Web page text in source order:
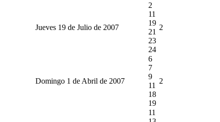
Jueves 19 de Julio de 2007
2
11
19
21
23
24
2
Domingo 1 de Abril de 2007
6
7
9
11
18
19
2
11